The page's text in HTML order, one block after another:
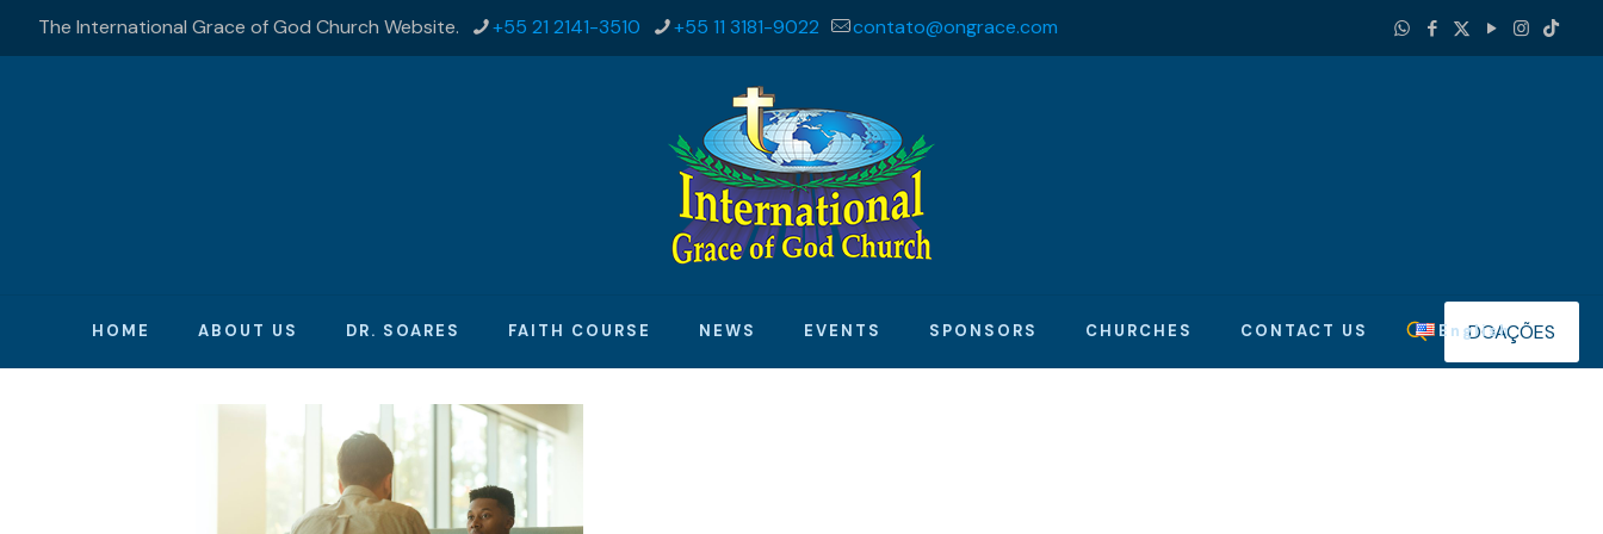
The International Grace of God Church Website. +55 21 2141-3510 +55 11 3181-9022 contato@ongrace.com
HOME ABOUT US DR. SOARES FAITH COURSE NEWS EVENTS SPONSORS CHURCHES CONTACT US English
DOAÇÕES